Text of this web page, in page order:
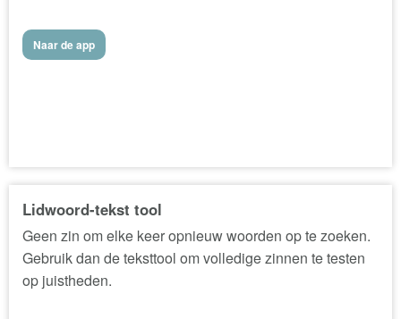
Naar de app
Lidwoord-tekst tool
Geen zin om elke keer opnieuw woorden op te zoeken.
Gebruik dan de teksttool om volledige zinnen te testen
op juistheden.